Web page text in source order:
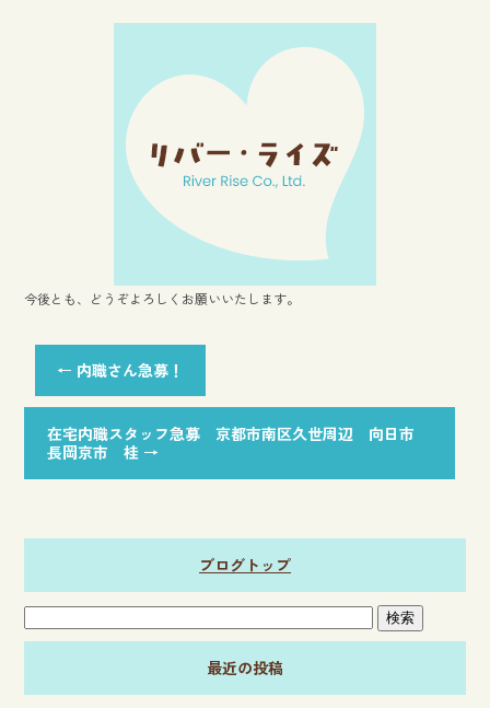
今後とも、どうぞよろしくお願いいたします。
← 内職さん急募！
在宅内職スタッフ急募 京都市南区久世周辺 向日市
長岡京市 桂 →
ブログトップ
最近の投稿